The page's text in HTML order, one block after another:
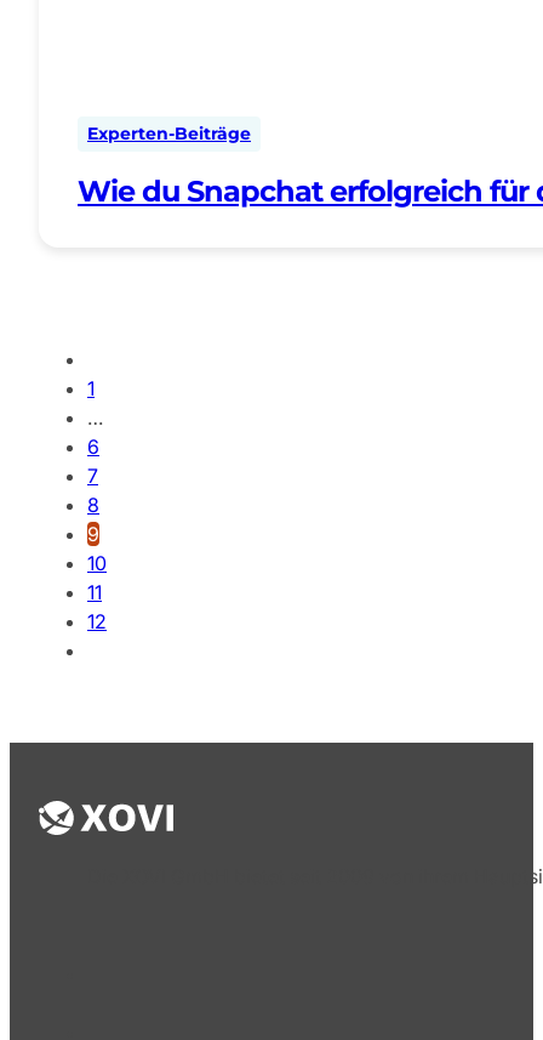
Experten-Beiträge
Wie du Snapchat erfolgreich für
1
…
6
7
8
9
10
11
12
Die XOVI GmbH bietet seit 2009 von ihrem